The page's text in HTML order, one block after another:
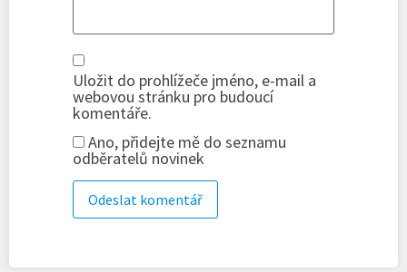
Uložit do prohlížeče jméno, e-mail a
webovou stránku pro budoucí
komentáře.
Ano, přidejte mě do seznamu
odběratelů novinek